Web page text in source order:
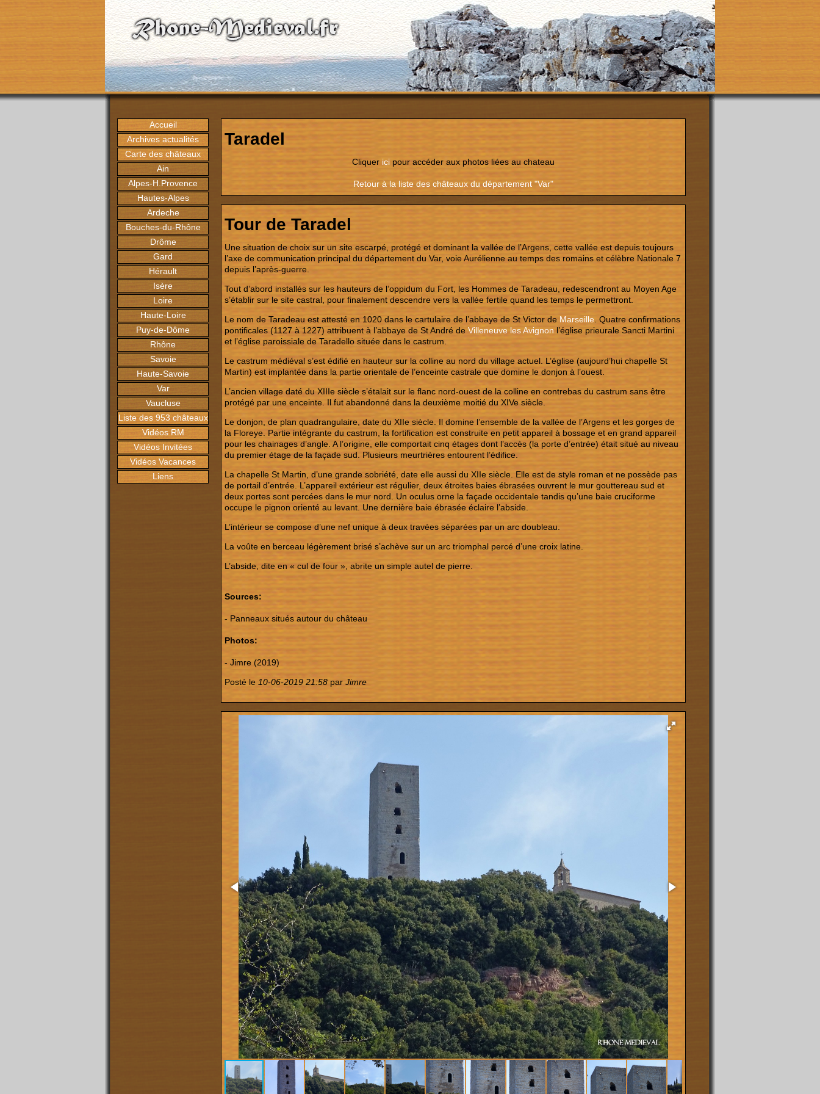
Accueil
Archives actualités
Carte des châteaux
Ain
Alpes-H.Provence
Hautes-Alpes
Ardeche
Bouches-du-Rhône
Drôme
Gard
Hérault
Isère
Loire
Haute-Loire
Puy-de-Dôme
Rhône
Savoie
Haute-Savoie
Var
Vaucluse
Liste des 953 châteaux
Vidéos RM
Vidéos Invitées
Vidéos Vacances
Liens
Taradel
Cliquer ici pour accéder aux photos liées au chateau
Retour à la liste des châteaux du département "Var"
Tour de Taradel
Une situation de choix sur un site escarpé, protégé et dominant la vallée de l’Argens, cette vallée est depuis toujours
l’axe de communication principal du département du Var, voie Aurélienne au temps des romains et célèbre Nationale 7
depuis l’après-guerre.
Tout d’abord installés sur les hauteurs de l’oppidum du Fort, les Hommes de Taradeau, redescendront au Moyen Age
s’établir sur le site castral, pour finalement descendre vers la vallée fertile quand les temps le permettront.
Le nom de Taradeau est attesté en 1020 dans le cartulaire de l’abbaye de St Victor de Marseille . Quatre confirmations
pontificales (1127 à 1227) attribuent à l’abbaye de St André de Villeneuve les Avignon l’église prieurale Sancti Martini
et l’église paroissiale de Taradello située dans le castrum.
Le castrum médiéval s’est édifié en hauteur sur la colline au nord du village actuel. L’église (aujourd’hui chapelle St
Martin) est implantée dans la partie orientale de l’enceinte castrale que domine le donjon à l’ouest.
L’ancien village daté du XIIIe siècle s’étalait sur le flanc nord-ouest de la colline en contrebas du castrum sans être
protégé par une enceinte. Il fut abandonné dans la deuxième moitié du XIVe siècle.
Le donjon, de plan quadrangulaire, date du XIIe siècle. Il domine l’ensemble de la vallée de l’Argens et les gorges de
la Floreye. Partie intégrante du castrum, la fortification est construite en petit appareil à bossage et en grand appareil
pour les chainages d’angle. A l’origine, elle comportait cinq étages dont l’accès (la porte d’entrée) était situé au niveau
du premier étage de la façade sud. Plusieurs meurtrières entourent l’édifice.
La chapelle St Martin, d’une grande sobriété, date elle aussi du XIIe siècle. Elle est de style roman et ne possède pas
de portail d’entrée. L’appareil extérieur est régulier, deux étroites baies ébrasées ouvrent le mur gouttereau sud et
deux portes sont percées dans le mur nord. Un oculus orne la façade occidentale tandis qu’une baie cruciforme
occupe le pignon orienté au levant. Une dernière baie ébrasée éclaire l’abside.
L’intérieur se compose d’une nef unique à deux travées séparées par un arc doubleau.
La voûte en berceau légèrement brisé s’achève sur un arc triomphal percé d’une croix latine.
L’abside, dite en « cul de four », abrite un simple autel de pierre.
Sources:
- Panneaux situés autour du château
Photos:
- Jimre (2019)
Posté le 10-06-2019 21:58 par Jimre